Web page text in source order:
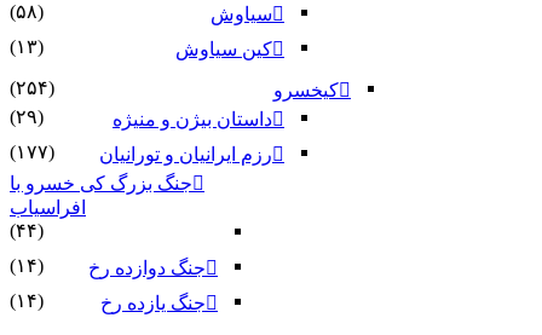
سیاوش
(۵۸)
کین سیاوش
(۱۳)
کیخسرو
(۲۵۴)
داستان بیژن و منیژه
(۲۹)
رزم ایرانیان و تورانیان
(۱۷۷)
جنگ بزرگ کی خسرو با
افراسیاب
(۴۴)
جنگ دوازده رخ
(۱۴)
جنگ یازده رخ
(۱۴)